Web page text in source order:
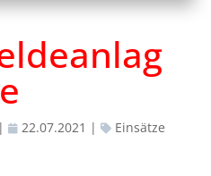
e
| 22.07.2021 | Einsätze